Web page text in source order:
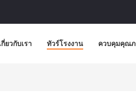
กี่ยวกับเรา ทัวร์โรงงาน ควบคุมคุณ